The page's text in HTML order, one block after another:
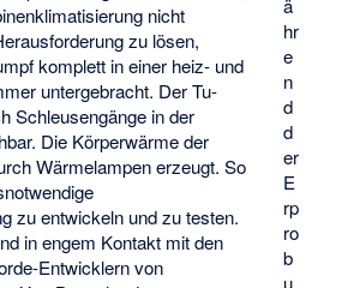
ä
hr
e
n
d
d
er
E
rp
ro
b
u
nicht
zu lösen,
komplett in einer heiz- und
untergebracht. Der Tu-
Schleusengänge in der
Die Körperwärme der
Wärmelampen erzeugt. So
zu entwickeln und zu testen.
in engem Kontakt mit den
Entwicklern von